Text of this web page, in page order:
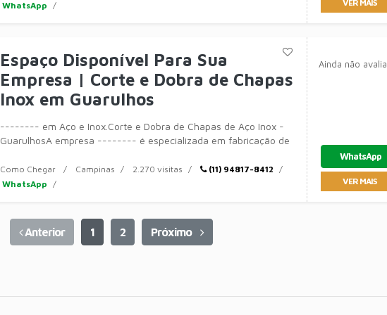
WhatsApp VER MAIS
Espaço Disponível Para Sua
Empresa | Corte e Dobra de Chapas
Inox em Guarulhos
-------- em Aço e Inox.Corte e Dobra de Chapas de Aço Inox -
GuarulhosA empresa -------- é especializada em fabricação de
Como Chegar Campinas 2.270 visitas
(11) 94817-8412
WhatsApp
Ainda não
WhatsApp
VER MAIS
Anterior 1 2 Próximo